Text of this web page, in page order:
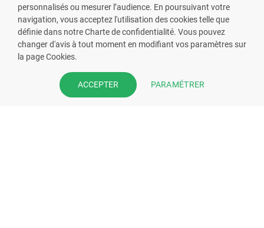
VOUS ÊTES PHARMACIEN ?
Prenez la main sur votre fiche
pharmacie et offrez à vos patient
l’application mobile de votre
personnalisés ou mesurer l’audience. En poursuivant votre
navigation, vous acceptez l'utilisation des cookies telle que
définie dans notre Charte de confidentialité. Vous pouvez
changer d'avis à tout moment en modifiant vos paramètres sur
la page Cookies.
ACCEPTER PARAMÉTRER